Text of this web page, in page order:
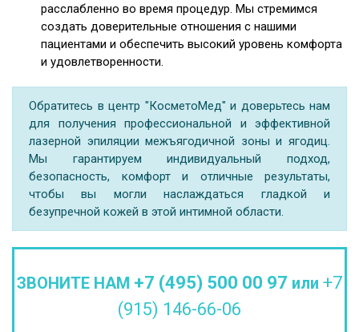
расслабленно во время процедур. Мы стремимся
создать доверительные отношения с нашими
пациентами и обеспечить высокий уровень комфорта
и удовлетворенности.
Обратитесь в центр "КосметоМед" и доверьтесь нам
для получения профессиональной и эффективной
лазерной эпиляции межъягодичной зоны и ягодиц.
Мы гарантируем индивидуальный подход,
безопасность, комфорт и отличные результаты,
чтобы вы могли наслаждаться гладкой и
безупречной кожей в этой интимной области.
ЗВОНИТЕ НАМ +7 (495) 500 00 97 или +7
(915) 146-66-06